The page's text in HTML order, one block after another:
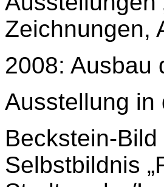
Zeichnungen,
2008: Ausbau
Ausstellung in
Beckstein-Bild
Selbstbildnis